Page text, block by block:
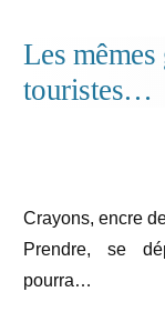
Les
touristes…
Crayons, encre
Prendre, se
pourra…